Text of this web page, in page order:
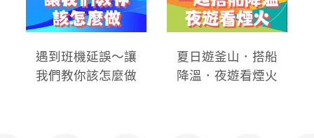
遇到班機延誤～讓
我們教你該怎麼做
夏日遊釜山．搭船
降溫．夜遊看煙火